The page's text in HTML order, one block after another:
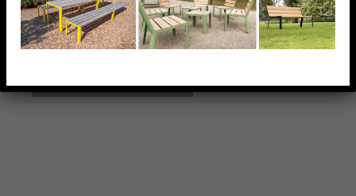
Portique fixe à double lisse avec câble de tension à
partir de 7 m